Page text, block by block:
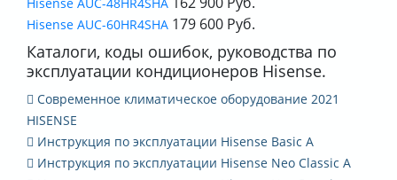
Hisense AUC-48HR4SHA
Hisense AUC-60HR4SHА 179 600 Руб.
Каталоги, коды ошибок, руководства по
эксплуатации кондиционеров Hisense.
Современное климатическое оборудование 2021
HISENSE
Инструкция по эксплуатации Hisense Basic A
Инструкция по эксплуатации Hisense Neo Classic A